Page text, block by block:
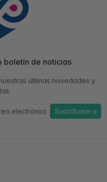
boletín de noticias
últimas novedades y
Suscríbase a